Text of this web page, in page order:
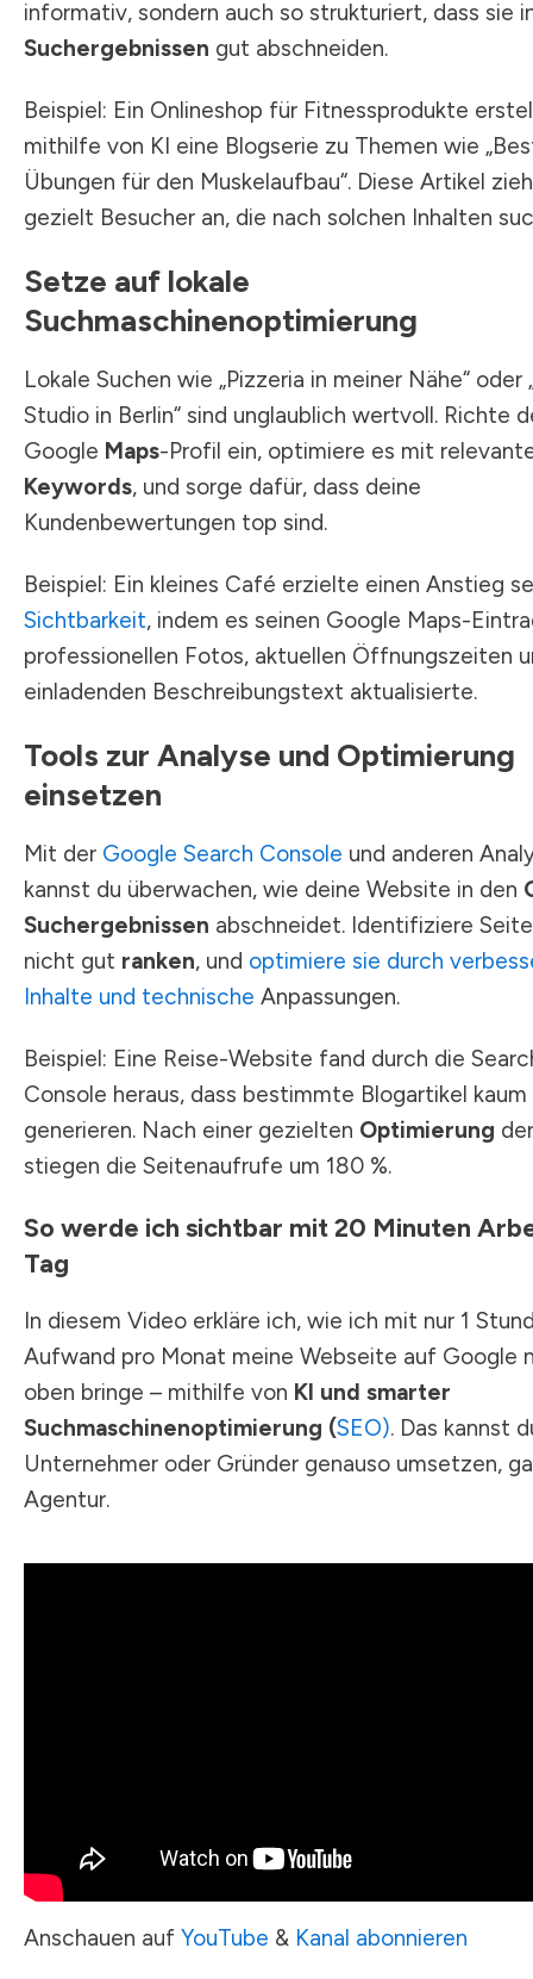
informativ, sondern auch so strukturiert, dass sie
Suchergebnissen gut abschneiden.
Beispiel: Ein Onlineshop für Fitnessprodukte
mithilfe von KI eine Blogserie zu Themen wie
Übungen für den Muskelaufbau“. Diese Artikel
gezielt Besucher an, die nach solchen Inhalten
Setze auf lokale
Suchmaschinenoptimierung
Lokale Suchen wie „Pizzeria in meiner Nähe“ oder
Studio in Berlin“ sind unglaublich wertvoll. Richte
Google Maps-Profil ein, optimiere es mit
Keywords, und sorge dafür, dass deine
Kundenbewertungen top sind.
Beispiel: Ein kleines Café erzielte einen Anstieg
Sichtbarkeit, indem es seinen Google Maps-
professionellen Fotos, aktuellen Öffnungszeiten
einladenden Beschreibungstext aktualisierte.
Tools zur Analyse und Optimierung
einsetzen
Mit der Google Search Console und anderen
kannst du überwachen, wie deine Website in den
Suchergebnissen abschneidet. Identifiziere
nicht gut ranken, und optimiere sie durch
Inhalte und technische Anpassungen.
Beispiel: Eine Reise-Website fand durch die
Console heraus, dass bestimmte Blogartikel
generieren. Nach einer gezielten Optimierung
stiegen die Seitenaufrufe um 180 %.
So werde ich sichtbar mit 20 Minuten
Tag
In diesem Video erkläre ich, wie ich mit nur 1
Aufwand pro Monat meine Webseite auf Google
oben bringe – mithilfe von KI und smarter
Suchmaschinenoptimierung (SEO). Das kannst
Unternehmer oder Gründer genauso umsetzen,
Agentur.
Anschauen auf YouTube & Kanal abonnieren